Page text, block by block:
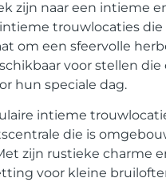
zijn naar een intieme
intieme trouwlocaties
om een sfeervolle
voor stellen
hun speciale dag.
intieme
die is
zijn rustieke charme
voor kleine